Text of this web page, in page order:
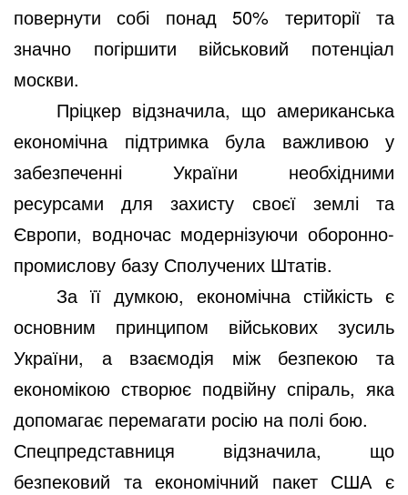
повернути собі понад 50% території та
значно погіршити військовий потенціал
москви.
Пріцкер відзначила, що американська
економічна підтримка була важливою у
забезпеченні України необхідними
ресурсами для захисту своєї землі та
Європи, водночас модернізуючи оборонно-
промислову базу Сполучених Штатів.
За її думкою, економічна стійкість є
основним принципом військових зусиль
України, а взаємодія між безпекою та
економікою створює подвійну спіраль, яка
допомагає перемагати росію на полі бою.
Спецпредставниця відзначила, що
безпековий та економічний пакет США є